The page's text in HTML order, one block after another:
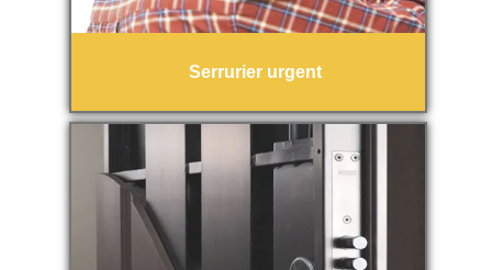
Serrurier urgent